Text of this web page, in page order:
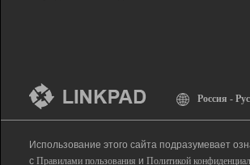
Россия -
Использование этого сайта подразумевает
с Правилами пользования и Политикой